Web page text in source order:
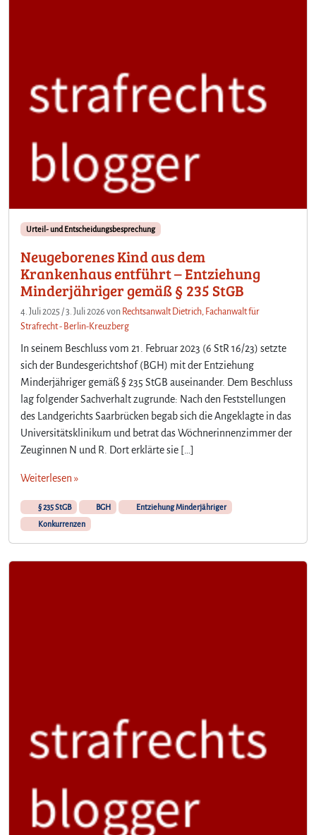
Urteil- und Entscheidungsbesprechung
Neugeborenes Kind aus dem
Krankenhaus entführt – Entziehung
Minderjähriger gemäß § 235 StGB
4. Juli 2025 /3. Juli 2026 von Rechtsanwalt Dietrich, Fachanwalt für
Strafrecht - Berlin-Kreuzberg
In seinem Beschluss vom 21. Februar 2023 (6 StR 16/23) setzte
sich der Bundesgerichtshof (BGH) mit der Entziehung
Minderjähriger gemäß § 235 StGB auseinander. Dem Beschluss
lag folgender Sachverhalt zugrunde: Nach den Feststellungen
des Landgerichts Saarbrücken begab sich die Angeklagte in das
Universitätsklinikum und betrat das Wöchnerinnenzimmer der
Zeuginnen N und R. Dort erklärte sie […]
Weiterlesen »
§ 235 StGB BGH
Entziehung Minderjähriger
Konkurrenzen